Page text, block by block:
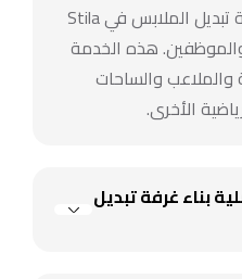
تم تصميم خدمة تركيب غرفة تبديل الملابس في Stila
والموظفين. هذه الخدمة
والملاعب والساحات
الأخرى.
بناء غرفة تبديل